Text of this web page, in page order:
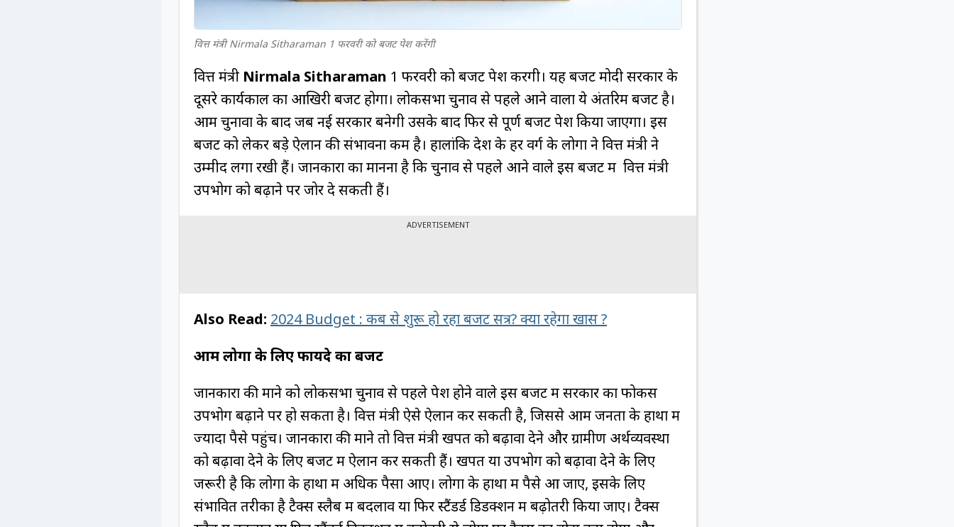
वित्त मंत्री Nirmala Sitharaman 1 फरवरी को बजट पेश करेंगी
वित्त मंत्री Nirmala Sitharaman 1 फरवरी को बजट पेश करेंगी। यह बजट मोदी सरकार के
दूसरे कार्यकाल का आखिरी बजट होगा। लोकसभा चुनाव से पहले आने वाला ये अंतरिम बजट है।
आम चुनावों के बाद जब नई सरकार बनेगी उसके बाद फिर से पूर्ण बजट पेश किया जाएगा। इस
बजट को लेकर बड़े ऐलान की संभावना कम है। हालांकि देश के हर वर्ग के लोगों ने वित्त मंत्री ने
उम्मीदें लगा रखी हैं। जानकारों का मानना है कि चुनाव से पहले आने वाले इस बजट में वित्त मंत्री
उपभोग को बढ़ाने पर जोर दे सकती हैं।
ADVERTISEMENT
Also Read: 2024 Budget : कब से शुरू हो रहा बजट सत्र? क्या रहेगा खास ?
आम लोगों के लिए फायदे का बजट
जानकारों की माने को लोकसभा चुनाव से पहले पेश होने वाले इस बजट में सरकार का फोकस
उपभोग बढ़ाने पर हो सकता है। वित्त मंत्री ऐसे ऐलान कर सकती है, जिससे आम जनता के हाथों में
ज्यादा पैसे पहुंचें। जानकारों की माने तो वित्त मंत्री खपत को बढ़ावा देने और ग्रामीण अर्थव्यवस्था
को बढ़ावा देने के लिए बजट में ऐलान कर सकती हैं। खपत या उपभोग को बढ़ावा देने के लिए
जरूरी है कि लोगों के हाथों में अधिक पैसा आए। लोगों के हाथों में पैसे आ जाए, इसके लिए
संभावित तरीका है टैक्स स्लैब में बदलाव या फिर स्टैंडर्ड डिडक्शन में बढ़ोतरी किया जाए। टैक्स